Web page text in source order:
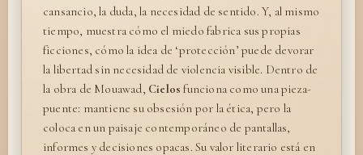
cansancio, la duda, la necesidad de sentido. Y, al mismo
tiempo, muestra cómo el miedo fabrica sus propias
ficciones, cómo la idea de ‘protección’ puede devorar
la libertad sin necesidad de violencia visible. Dentro de
la obra de Mouawad, Cielos funciona como una pieza-
puente: mantiene su obsesión por la ética, pero la
coloca en un paisaje contemporáneo de pantallas,
informes y decisiones opacas. Su valor literario está en